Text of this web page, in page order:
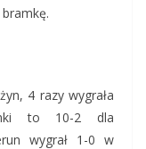
4 razy wygrała
to 10-2 dla
wygrał 1-0 w